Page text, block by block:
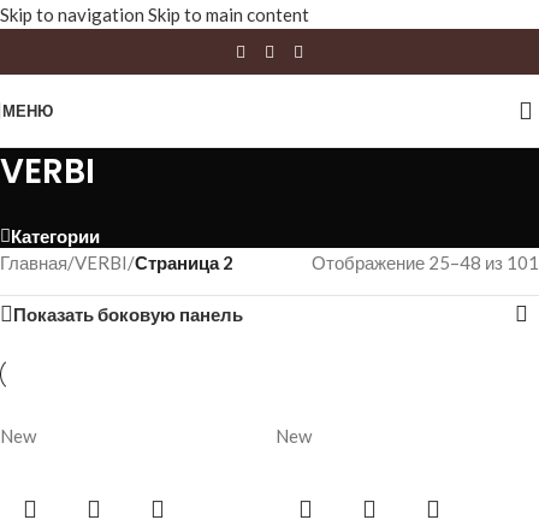
Skip to navigation Skip to main content
МЕНЮ
VERBI
Категории
Главная/VERBI/Страница 2 Отображение 25–48 из 101
Показать боковую панель
New New